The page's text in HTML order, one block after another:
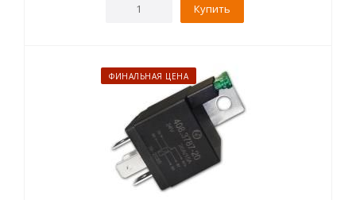
Купить
ФИНАЛЬНАЯ ЦЕНА